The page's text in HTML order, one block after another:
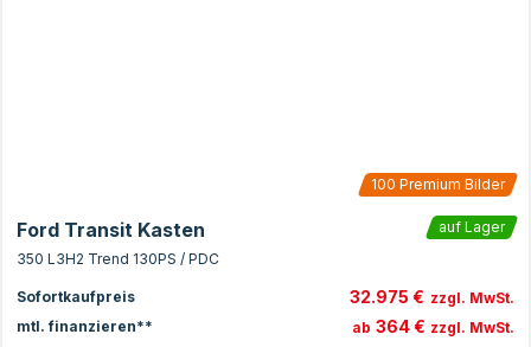
100 Premium Bilder
Ford Transit Kasten
auf Lager
350 L3H2 Trend 130PS / PDC
Sofortkaufpreis 32.975 € zzgl. MwSt.
mtl. finanzieren**
ab 364 € zzgl. MwSt.